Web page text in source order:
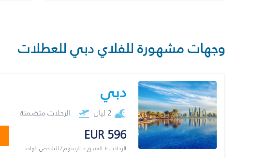
وجهات مشهورة للفلاي دبي للعطلات
دبي
2 ليال الرحلات متضمنة
EUR 596
الرحلات + الفندق + الرسوم / للشخص الواحد